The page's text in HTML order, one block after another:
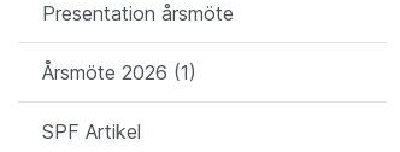
Presentation årsmöte
Årsmöte 2026 (1)
SPF Artikel